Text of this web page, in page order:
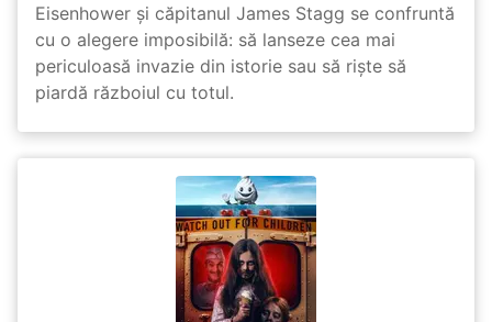
Eisenhower și căpitanul James Stagg se confruntă
cu o alegere imposibilă: să lanseze cea mai
periculoasă invazie din istorie sau să riște să
piardă războiul cu totul.